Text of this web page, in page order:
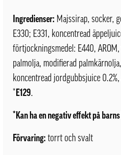
Ingredienser: Majssirap, socker,
E330; E331, koncentread
förtjockningsmedel: E440,
palmolja, modifierad
koncentread jordgubbsjuice
* E129.
*Kan ha en negativ effekt på
Förvaring: torrt och svalt